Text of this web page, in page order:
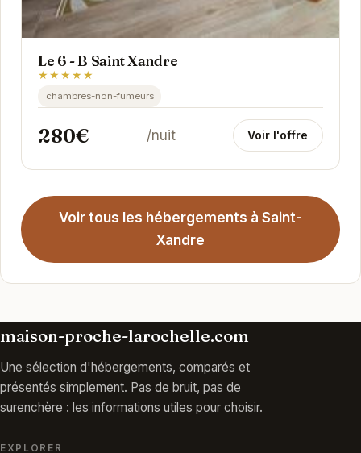
Le 6 - B Saint Xandre
★★★★★
chambres-non-fumeurs
280€ /nuit Voir l'offre
Voir tous les hébergements à Saint-
Xandre
maison-proche-larochelle.com
Une sélection d'hébergements, comparés et
présentés simplement. Pas de bruit, pas de
surenchère : les informations utiles pour choisir.
EXPLORER